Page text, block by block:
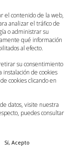
la lista de
las Jornadas
Iker
Robles,
el contenido de la web,
analizar el tráfico de
o administrar su
qué información
al efecto.
su consentimiento
de cookies
cookies clicando en
datos, visite nuestra
puedes consultar
Sí, Acepto